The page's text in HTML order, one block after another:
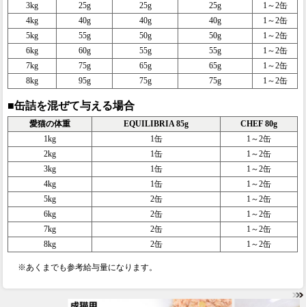
3kg
25g 25g 25g
1～2缶
4kg
40g 40g 40g
1～2缶
5kg
55g 50g 50g
1～2缶
6kg
60g 55g 55g
1～2缶
7kg
75g 65g 65g
1～2缶
8kg
95g 75g 75g 1～2缶
■缶詰を混ぜて与える場合
愛猫の体重 EQUILIBRIA 85g
CHEF 80g
1kg
1缶
1～2缶
2kg
1缶
1～2缶
3kg
1缶
1～2缶
4kg
1缶
1～2缶
5kg
2缶
1～2缶
6kg
2缶
1～2缶
7kg
2缶
1～2缶
8kg
2缶 1～2缶
※あくまでも参考給与量になります。